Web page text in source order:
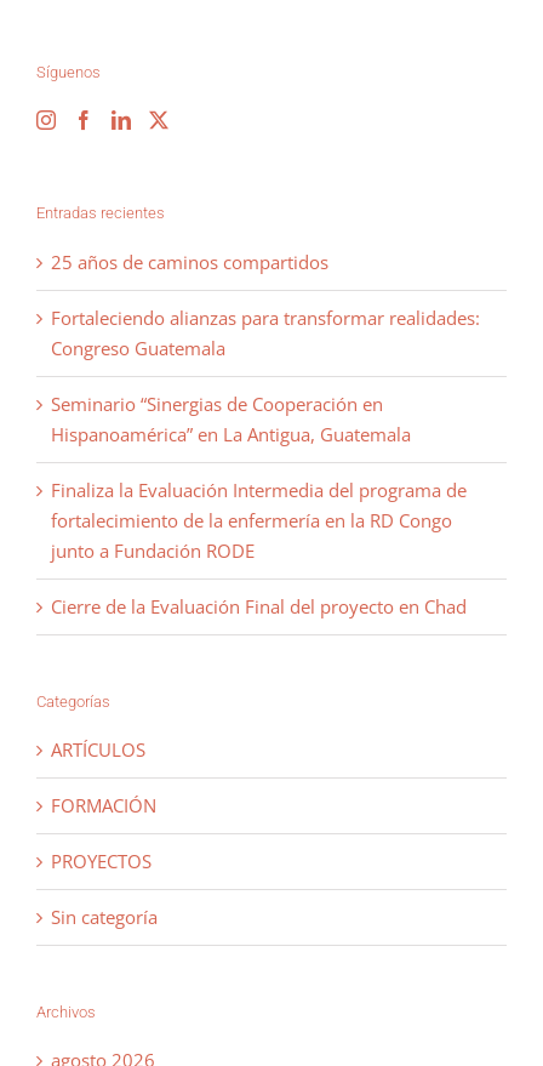
Síguenos
Entradas recientes
25 años de caminos compartidos
Fortaleciendo alianzas para transformar realidades:
Congreso Guatemala
Seminario “Sinergias de Cooperación en
Hispanoamérica” en La Antigua, Guatemala
Finaliza la Evaluación Intermedia del programa de
fortalecimiento de la enfermería en la RD Congo
junto a Fundación RODE
Cierre de la Evaluación Final del proyecto en Chad
Categorías
ARTÍCULOS
FORMACIÓN
PROYECTOS
Sin categoría
Archivos
agosto 2026